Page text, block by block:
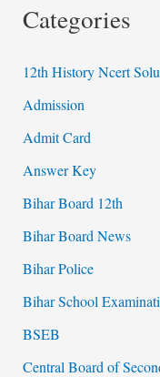
Categories
12th History Ncert
Admission
Admit Card
Answer Key
Bihar Board 12th
Bihar Board News
Bihar Police
Bihar School
BSEB
Central Board of